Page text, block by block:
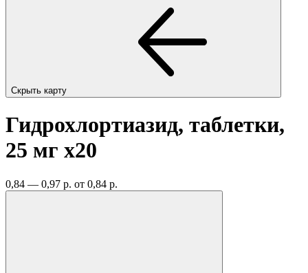
Скрыть карту
Гидрохлортиазид, таблетки,
25 мг x20
0,84 — 0,97 р. от 0,84 р.